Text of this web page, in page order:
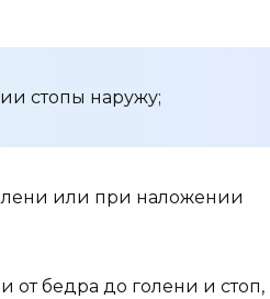
стопы наружу;
или при наложении
от бедра до голени и стоп,